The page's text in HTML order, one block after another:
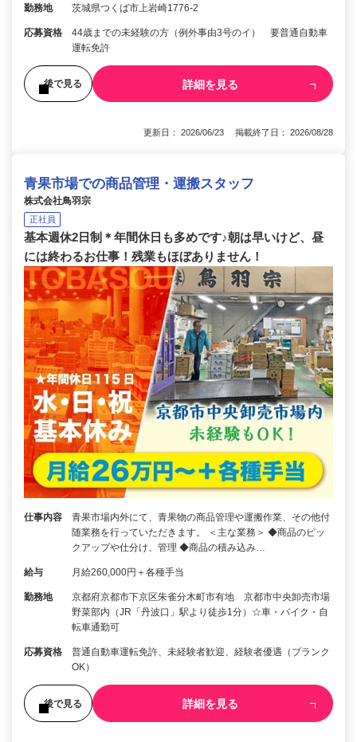
勤務地 茨城県つくば市上岩崎1776-2
応募資格
44歳までの未経験の方（例外事由3号のイ） 要普通自動車
運転免許
後で見る 詳細を見る
更新日： 2026/06/23 掲載終了日： 2026/08/28
青果市場での商品管理・運搬スタッフ
株式会社鳥羽宗
正社員
基本週休2日制＊年間休日も多めです♪朝は早いけど、昼
には終わるお仕事！残業もほぼありません！
仕事内容
青果市場内外にて、青果物の商品管理や運搬作業、その他付
随業務を行っていただきます。 ＜主な業務＞ ◆商品のピッ
クアップや仕分け、管理 ◆商品の積み込み…
給与 月給260,000円＋各種手当
勤務地
京都府京都市下京区朱雀分木町市有地 京都市中央卸売市場
野菜部内（JR「丹波口」駅より徒歩1分）☆車・バイク・自
転車通勤可
応募資格
普通自動車運転免許、未経験者歓迎、経験者優遇（ブランク
OK）
後で見る 詳細を見る